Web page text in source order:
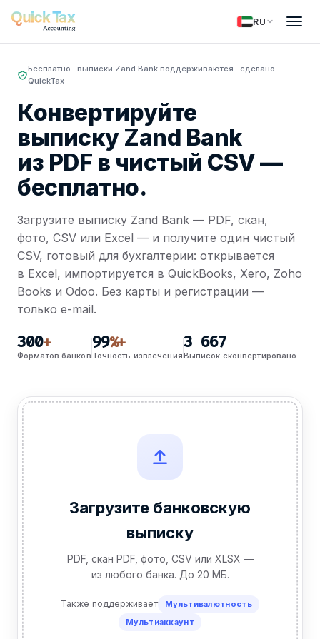
RU
Бесплатно · выписки Zand Bank поддерживаются · сделано
QuickTax
Конвертируйте
выписку Zand Bank
из PDF в чистый CSV —
бесплатно.
Загрузите выписку Zand Bank — PDF, скан,
фото, CSV или Excel — и получите один чистый
CSV, готовый для бухгалтерии: открывается
в Excel, импортируется в QuickBooks, Xero, Zoho
Books и Odoo. Без карты и регистрации —
только e-mail.
300+
Форматов банков
99%+
Точность извлечения
3 667
Выписок сконвертировано
Загрузите банковскую
выписку
PDF, скан PDF, фото, CSV или XLSX —
из любого банка. До 20 МБ.
Также поддерживает
Мультивалютность
Мультиаккаунт